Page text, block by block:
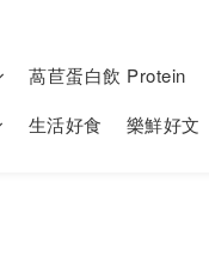
萵苣蛋白飲 Protein
生活好食 樂鮮好文